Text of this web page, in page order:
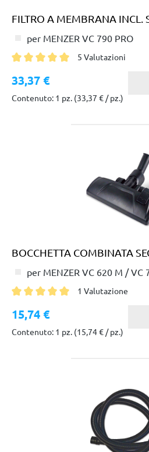
FILTRO A MEMBRANA INCL.
per MENZER VC 790 PRO
5 Valutazioni
33,37 €
Contenuto: 1 pz. (33,37 € / pz.)
BOCCHETTA COMBINATA
per MENZER VC 620 M / VC
1 Valutazione
15,74 €
Contenuto: 1 pz. (15,74 € / pz.)